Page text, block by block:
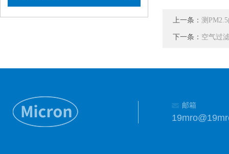
上一条： 测
下一条： 空气过
邮箱